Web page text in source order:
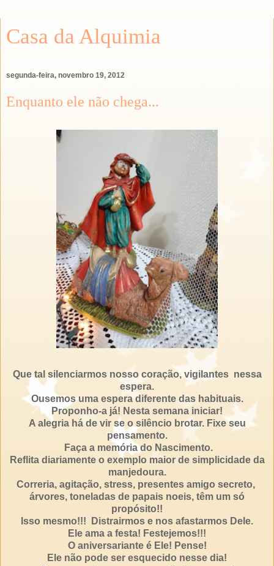
Casa da Alquimia
segunda-feira, novembro 19, 2012
Enquanto ele não chega...
Que tal silenciarmos nosso coração, vigilantes nessa
espera.
Ousemos uma espera diferente das habituais.
Proponho-a já! Nesta semana iniciar!
A alegria há de vir se o silêncio brotar. Fixe seu
pensamento.
Faça a memória do Nascimento.
Reflita diariamente o exemplo maior de simplicidade da
manjedoura.
Correria, agitação, stress, presentes amigo secreto,
árvores, toneladas de papais noeis, têm um só
propósito!!
Isso mesmo!!! Distrairmos e nos afastarmos Dele.
Ele ama a festa! Festejemos!!!
O aniversariante é Ele! Pense!
Ele não pode ser esquecido nesse dia!